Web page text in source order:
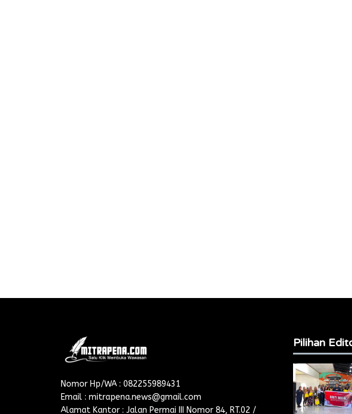
Nomor Hp/WA : 082255989431
Email : mitrapena.news@gmail.com
Alamat Kantor : Jalan Permai III Nomor 84, RT.02 /
Pilihan